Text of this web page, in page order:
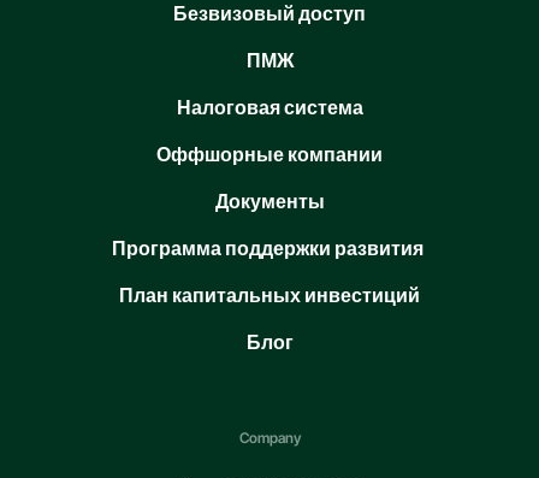
Безвизовый доступ
ПМЖ
Налоговая система
Оффшорные компании
Документы
Программа поддержки развития
План капитальных инвестиций
Блог
Company